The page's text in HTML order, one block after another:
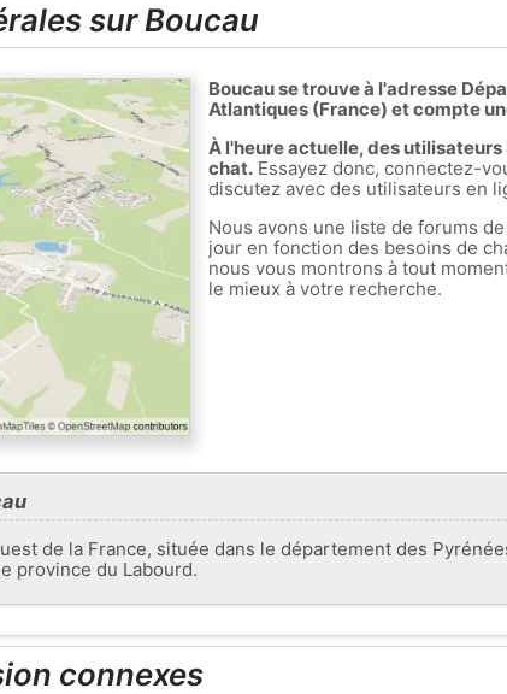
sur Boucau
Boucau se trouve à l'adresse
Atlantiques (France) et compte
À l'heure actuelle, des
chat.Essayez donc, connectez-
discutez avec des utilisateurs en
Nous avons une liste de forums
jour en fonction des besoins de
nous vous montrons à tout
le mieux à votre recherche.
de la France, située dans le département des
province du Labourd.
connexes